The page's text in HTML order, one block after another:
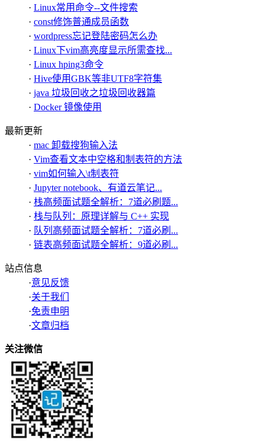
· Linux常用命令--文件搜索
· const修饰普通成员函数
· wordpress忘记登陆密码怎么办
· Linux下vim高亮度显示所需查找...
· Linux hping3命令
· Hive使用GBK等非UTF8字符集
· java 垃圾回收之垃圾回收器篇
· Docker 镜像使用
最新更新
· mac 卸载搜狗输入法
· Vim查看文本中空格和制表符的方法
· vim如何输入\t制表符
· Jupyter notebook、有道云笔记...
· 栈高频面试题全解析：7道必刷题...
· 栈与队列：原理详解与 C++ 实现
· 队列高频面试题全解析：7道必刷...
· 链表高频面试题全解析：9道必刷...
站点信息
·意见反馈
·关于我们
·免责申明
·文章归档
关注微信